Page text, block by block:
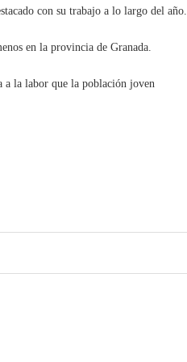
con su trabajo a lo largo del año.
en la provincia de Granada.
a la labor que la población joven